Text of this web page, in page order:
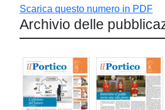
Scarica questo numero in PDF
Archivio delle